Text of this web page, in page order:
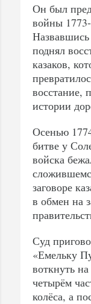
Он был
войны
поднял
казаков,
восстание,
истории
Осенью
битве у
войска
заговоре
в обмен на
Суд
«Емельку
воткнуть
четырём
колёса, а